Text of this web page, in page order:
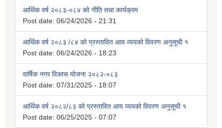
आर्थिक वर्ष २०८३-०८४ को नीति तथा कार्यक्रम
Post date: 06/24/2026 - 21:31
आर्थिक वर्ष २०८३ /८४ को प्रस्तावित आय व्ययको विवरण अनुसूची १
Post date: 06/24/2026 - 18:23
वार्षिक नगर विकास योजना २०८२-०८३
Post date: 07/31/2025 - 18:07
आर्थिक वर्ष २०८२/८३ को प्रस्तावित आय व्ययको विवरण अनुसूची १
Post date: 06/25/2025 - 07:07